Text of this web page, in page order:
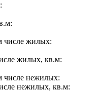
числе жилых:
жилых, кв.м:
нежилых:
нежилых, кв.м: